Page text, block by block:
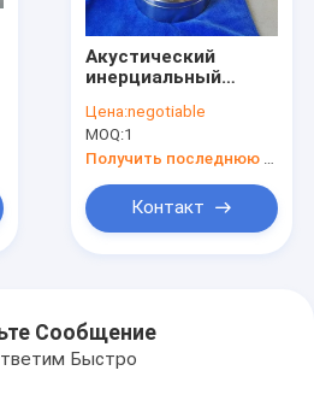
Акустический
инерциальный
ряд 0.2~250m
обнаружения
оборудования
обзора
Цена:negotiable
MOQ:1
Контакт
Сообщение
Быстро